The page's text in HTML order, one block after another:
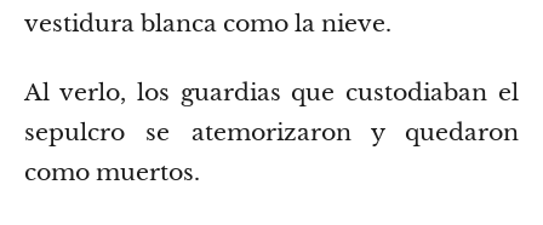
vestidura blanca como la nieve.
Al verlo, los guardias que custodiaban el
sepulcro se atemorizaron y quedaron
como muertos.